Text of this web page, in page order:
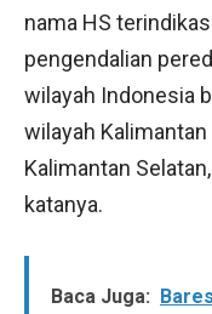
nama HS
pengendalian
wilayah Indonesia
wilayah
Kalimantan
katanya.
Baca Juga: